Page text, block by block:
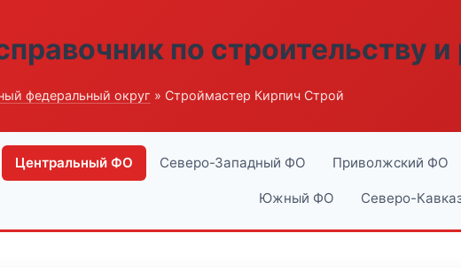
по строительству
федеральный округ » Строймастер Кирпич Строй
Центральный ФО Северо-Западный ФО Приволжский ФО
Южный ФО Северо-